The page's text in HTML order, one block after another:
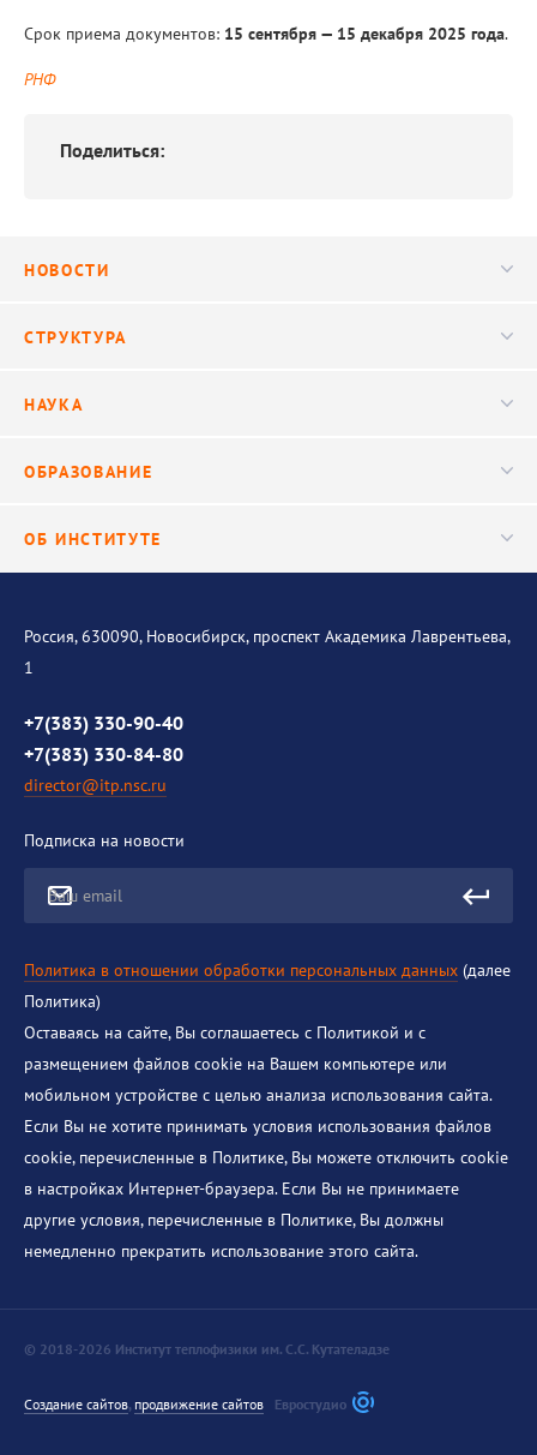
Срок приема документов: 15 сентября — 15 декабря 2025 года.
РНФ
Поделиться:
НОВОСТИ
Видео
СТРУКТУРА
Научные подразделения
НАУКА
Исследования
ОБРАЗОВАНИЕ
ОБ ИНСТИТУТЕ
История института
Контакты
Противодействие коррупции
Россия, 630090, Новосибирск, проспект Академика Лаврентьева,
1
+7(383) 330-90-40
+7(383) 330-84-80
director@itp.nsc.ru
Подписка на новости
Ваш email
Политика в отношении обработки персональных данных (далее
Политика)
Оставаясь на сайте, Вы соглашаетесь с Политикой и с
размещением файлов cookie на Вашем компьютере или
мобильном устройстве с целью анализа использования сайта.
Если Вы не хотите принимать условия использования файлов
cookie, перечисленные в Политике, Вы можете отключить cookie
в настройках Интернет-браузера. Если Вы не принимаете
другие условия, перечисленные в Политике, Вы должны
немедленно прекратить использование этого сайта.
© 2018-2026 Институт теплофизики им. С.С. Кутателадзе
Создание сайтов, продвижение сайтов Евростудио